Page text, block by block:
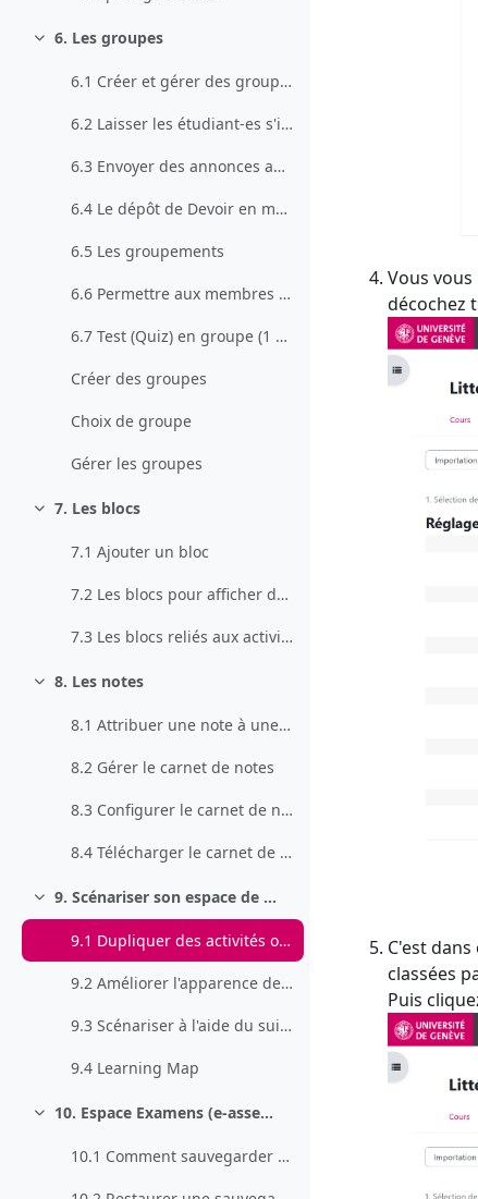
Collapse
6. Les groupes
6.1 Créer et gérer des groupes
6.2 Laisser les étudiant-es s'inscrire eux-mêmes aux groupes avec l'activité "Choix de groupe"
6.3 Envoyer des annonces aux groupes
6.4 Le dépôt de Devoir en mode groupe
6.5 Les groupements
6.6 Permettre aux membres du groupe d'utiliser la messagerie interne en mode groupe
6.7 Test (Quiz) en groupe (1 participation par groupe)
Créer des groupes
Choix de groupe
Gérer les groupes
Collapse
7. Les blocs
7.1 Ajouter un bloc
7.2 Les blocs pour afficher du contenu / des informations
7.3 Les blocs reliés aux activité du cours
Collapse
8. Les notes
8.1 Attribuer une note à une activité
8.2 Gérer le carnet de notes
8.3 Configurer le carnet de notes pour afficher une note selon le barème suisse
8.4 Télécharger le carnet de note
Collapse 9. Scénariser son espace de cours
9.1 Dupliquer des activités ou les copier dans un autre espace de cours
9.2 Améliorer l'apparence de son espace de cours
9.3 Scénariser à l'aide du suivi d'achèvement et des restrictions d'accès
9.4 Learning Map
Collapse 10. Espace Examens (e-assessment)
10.1 Comment sauvegarder son espace d’examen
Vous
décochez
C'est
classées
Puis